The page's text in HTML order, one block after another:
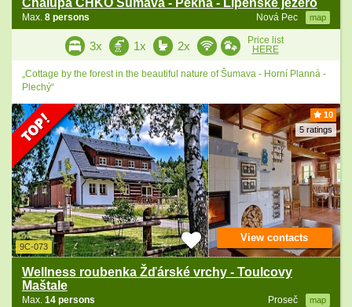
Chalupa CHKO Šumava - Pěkná - Lipenské jezero
Nová Pec map
Max. 8 persons
3x 1x 2x
Price list
HERE
„Cottage by the forest in the beautiful nature of Šumava - Horní Planná -
Plechý“
10
5 ratings
9C-073
Wellness roubenka Žďárské vrchy - Toulcovy
Maštale
Proseč map
Max. 14 persons
View contacts